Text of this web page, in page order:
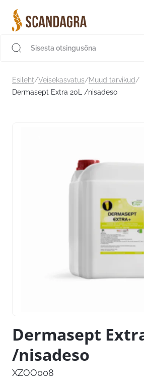
sisu
juurde
Esileht/Veisekasvatus/Muud tarvikud/
Dermasept Extra 20L /nisadeso
Dermasept
/nisadeso
XZOO008